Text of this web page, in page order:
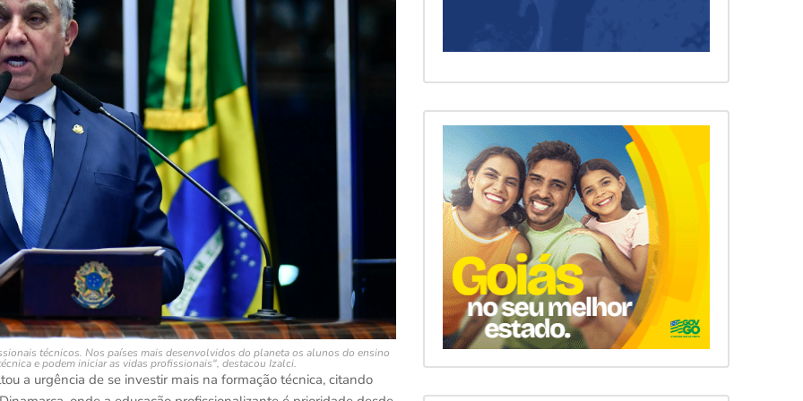
técnicos. Nos países mais desenvolvidos do planeta os alunos do ensino
e podem iniciar as vidas profissionais", destacou Izalci.
a urgência de se investir mais na formação técnica, citando